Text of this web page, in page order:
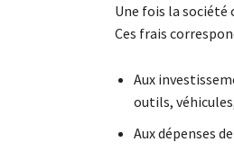
Une fois la société
Ces frais
Aux
outils,
Aux dépenses